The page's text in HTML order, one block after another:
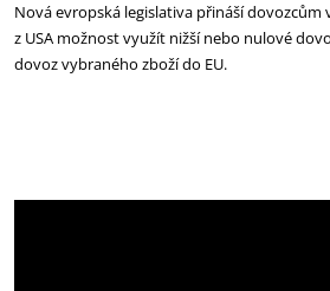
Nová evropská legislativa přináší
z USA možnost využít nižší nebo nulové
dovoz vybraného zboží do EU.